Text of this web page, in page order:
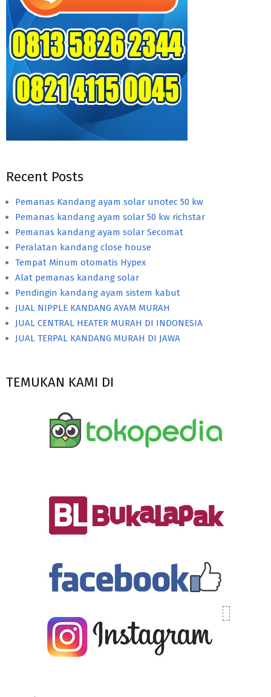
Recent Posts
Pemanas Kandang ayam solar unotec 50 kw
Pemanas kandang ayam solar 50 kw richstar
Pemanas kandang ayam solar Secomat
Peralatan kandang close house
Tempat Minum otomatis Hypex
Alat pemanas kandang solar
Pendingin kandang ayam sistem kabut
JUAL NIPPLE KANDANG AYAM MURAH
JUAL CENTRAL HEATER MURAH DI INDONESIA
JUAL TERPAL KANDANG MURAH DI JAWA
TEMUKAN KAMI DI